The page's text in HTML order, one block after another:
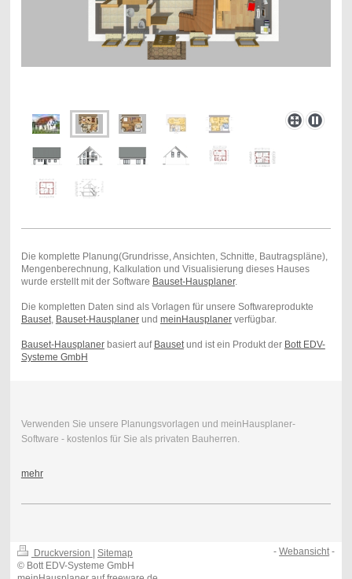
Die komplette Planung(Grundrisse, Ansichten, Schnitte, Bautragspläne),
Mengenberechnung, Kalkulation und Visualisierung dieses Hauses
wurde erstellt mit der Software Bauset-Hausplaner.
Die kompletten Daten sind als Vorlagen für unsere Softwareprodukte
Bauset, Bauset-Hausplanerund meinHausplanerverfügbar.
Bauset-Hausplanerbasiert auf Bausetund ist ein Produkt der Bott EDV-
Systeme GmbH
Verwenden Sie unsere Planungsvorlagen und meinHausplaner-
Software - kostenlos für Sie als privaten Bauherren.
mehr
Druckversion
Sitemap
© Bott EDV-Systeme GmbH
-Webansicht-